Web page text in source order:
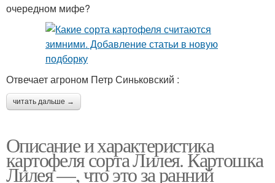
очередном мифе?
Отвечает агроном Петр Синьковский :
читать дальше →
Описание и характеристика
картофеля сорта Лилея. Картошка
Лилея —, что это за ранний